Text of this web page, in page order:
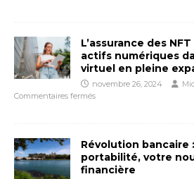
L’assurance des
actifs numériques
virtuel en pleine
novembre 26, 2024
Commentaires fermés
Révolution bancaire
portabilité, votre
financière